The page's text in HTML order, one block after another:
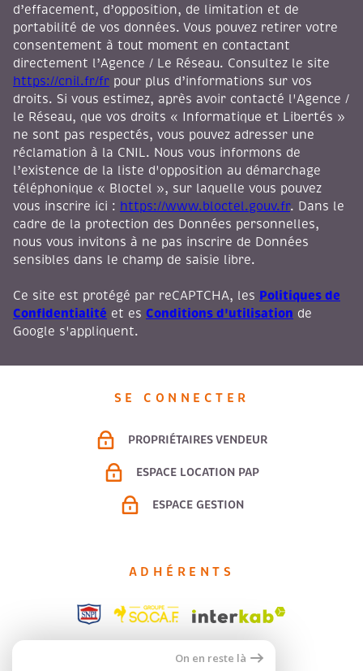
d’effacement, d’opposition, de limitation et de
portabilité de vos données. Vous pouvez retirer votre
consentement à tout moment en contactant
directement l’Agence / Le Réseau. Consultez le site
https://cnil.fr/fr pour plus d’informations sur vos
droits. Si vous estimez, après avoir contacté l'Agence /
le Réseau, que vos droits « Informatique et Libertés »
ne sont pas respectés, vous pouvez adresser une
réclamation à la CNIL. Nous vous informons de
l’existence de la liste d'opposition au démarchage
téléphonique « Bloctel », sur laquelle vous pouvez
vous inscrire ici : https://www.bloctel.gouv.fr. Dans le
cadre de la protection des Données personnelles,
nous vous invitons à ne pas inscrire de Données
sensibles dans le champ de saisie libre.
Ce site est protégé par reCAPTCHA, les Politiques de
Confidentialité et es Conditions d'utilisation de
Google s'appliquent.
SE CONNECTER
PROPRIÉTAIRES VENDEUR
ESPACE LOCATION PAP
ESPACE GESTION
ADHÉRENTS
On en reste là